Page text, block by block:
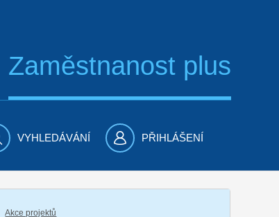
Zaměstnanost plus
VYHLEDÁVÁNÍ PŘIHLÁŠENÍ
Akce projektů